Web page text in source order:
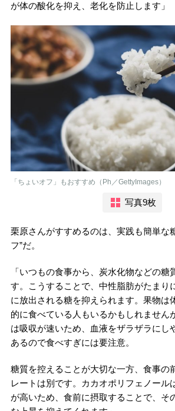
が体の酸化を抑え、老化を防止します」
「ちょいオフ」もおすすめ（Ph／GettyImages）
写真9枚
栗原さんがすすめるのは、実践も簡単な
フ”だ。
「いつもの食事から、炭水化物などの糖
す。こうすることで、中性脂肪がたまり
に放出される糖を抑えられます。果物は
的に食べている人もいるかもしれません
は吸収が速いため、血液をザラザラにし
あるので食べすぎには要注意。
糖質を控えることが大切な一方、食事の
レートは別です。カカオポリフェノール
が高いため、食前に摂取することで、そ